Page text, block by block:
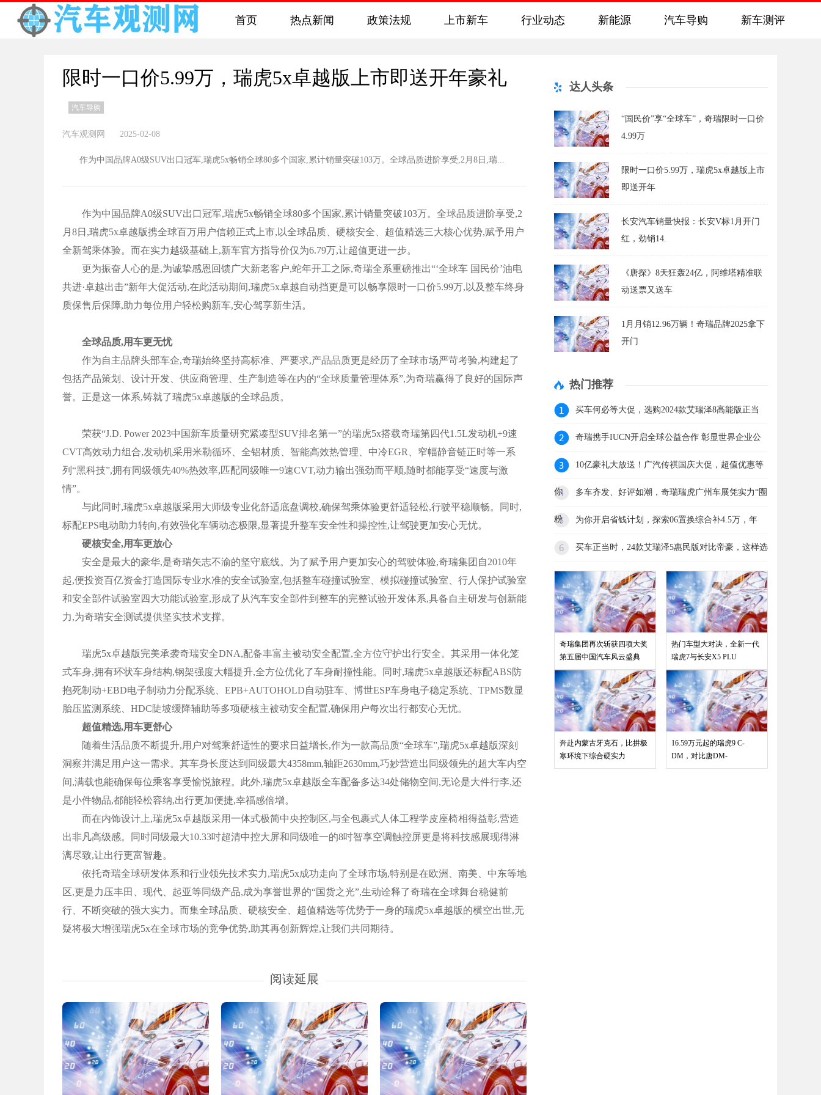
首页 热点新闻 政策法规 上市新车 行业动态 新能源 汽车导购 新车测评
限时一口价5.99万，瑞虎5x卓越版上市即送开年豪礼
汽车导购
汽车观测网 2025-02-08
作为中国品牌A0级SUV出口冠军,瑞虎5x畅销全球80多个国家,累计销量突破103万。全球品质进阶享受,2月8日,瑞...
作为中国品牌A0级SUV出口冠军,瑞虎5x畅销全球80多个国家,累计销量突破103万。全球品质进阶享受,2
月8日,瑞虎5x卓越版携全球百万用户信赖正式上市,以全球品质、硬核安全、超值精选三大核心优势,赋予用户
全新驾乘体验。而在实力越级基础上,新车官方指导价仅为6.79万,让超值更进一步。
更为振奋人心的是,为诚挚感恩回馈广大新老客户,蛇年开工之际,奇瑞全系重磅推出“‘全球车 国民价’油电
共进·卓越出击”新年大促活动,在此活动期间,瑞虎5x卓越自动挡更是可以畅享限时一口价5.99万,以及整车终身
质保售后保障,助力每位用户轻松购新车,安心驾享新生活。
全球品质,用车更无忧
作为自主品牌头部车企,奇瑞始终坚持高标准、严要求,产品品质更是经历了全球市场严苛考验,构建起了
包括产品策划、设计开发、供应商管理、生产制造等在内的“全球质量管理体系”,为奇瑞赢得了良好的国际声
誉。正是这一体系,铸就了瑞虎5x卓越版的全球品质。
荣获“J.D. Power 2023中国新车质量研究紧凑型SUV排名第一”的瑞虎5x搭载奇瑞第四代1.5L发动机+9速
CVT高效动力组合,发动机采用米勒循环、全铝材质、智能高效热管理、中冷EGR、窄幅静音链正时等一系
列“黑科技”,拥有同级领先40%热效率,匹配同级唯一9速CVT,动力输出强劲而平顺,随时都能享受“速度与激
情”。
与此同时,瑞虎5x卓越版采用大师级专业化舒适底盘调校,确保驾乘体验更舒适轻松,行驶平稳顺畅。同时,
标配EPS电动助力转向,有效强化车辆动态极限,显著提升整车安全性和操控性,让驾驶更加安心无忧。
硬核安全,用车更放心
安全是最大的豪华,是奇瑞矢志不渝的坚守底线。为了赋予用户更加安心的驾驶体验,奇瑞集团自2010年
起,便投资百亿资金打造国际专业水准的安全试验室,包括整车碰撞试验室、模拟碰撞试验室、行人保护试验室
和安全部件试验室四大功能试验室,形成了从汽车安全部件到整车的完整试验开发体系,具备自主研发与创新能
力,为奇瑞安全测试提供坚实技术支撑。
瑞虎5x卓越版完美承袭奇瑞安全DNA,配备丰富主被动安全配置,全方位守护出行安全。其采用一体化笼
式车身,拥有环状车身结构,钢架强度大幅提升,全方位优化了车身耐撞性能。同时,瑞虎5x卓越版还标配ABS防
抱死制动+EBD电子制动力分配系统、EPB+AUTOHOLD自动驻车、博世ESP车身电子稳定系统、TPMS数显
胎压监测系统、HDC陡坡缓降辅助等多项硬核主被动安全配置,确保用户每次出行都安心无忧。
超值精选,用车更舒心
随着生活品质不断提升,用户对驾乘舒适性的要求日益增长,作为一款高品质“全球车”,瑞虎5x卓越版深刻
洞察并满足用户这一需求。其车身长度达到同级最大4358mm,轴距2630mm,巧妙营造出同级领先的超大车内空
间,满载也能确保每位乘客享受愉悦旅程。此外,瑞虎5x卓越版全车配备多达34处储物空间,无论是大件行李,还
是小件物品,都能轻松容纳,出行更加便捷,幸福感倍增。
而在内饰设计上,瑞虎5x卓越版采用一体式极简中央控制区,与全包裹式人体工程学皮座椅相得益彰,营造
出非凡高级感。同时同级最大10.33吋超清中控大屏和同级唯一的8吋智享空调触控屏更是将科技感展现得淋
漓尽致,让出行更富智趣。
依托奇瑞全球研发体系和行业领先技术实力,瑞虎5x成功走向了全球市场,特别是在欧洲、南美、中东等地
区,更是力压丰田、现代、起亚等同级产品,成为享誉世界的“国货之光”,生动诠释了奇瑞在全球舞台稳健前
行、不断突破的强大实力。而集全球品质、硬核安全、超值精选等优势于一身的瑞虎5x卓越版的横空出世,无
疑将极大增强瑞虎5x在全球市场的竞争优势,助其再创新辉煌,让我们共同期待。
阅读延展
达人头条
“国民价”享“全球车”，奇瑞限时一口价
4.99万
限时一口价5.99万，瑞虎5x卓越版上市
即送开年
长安汽车销量快报：长安V标1月开门
红，劲销14.
《唐探》8天狂轰24亿，阿维塔精准联
动送票又送车
1月月销12.96万辆！奇瑞品牌2025拿下
开门
热门推荐
买车何必等大促，选购2024款艾瑞泽8高能版正当
奇瑞携手IUCN开启全球公益合作 彰显世界企业公
10亿豪礼大放送！广汽传祺国庆大促，超值优惠等
你 多车齐发、好评如潮，奇瑞瑞虎广州车展凭实力“圈
粉 为你开启省钱计划，探索06置换综合补4.5万，年
买车正当时，24款艾瑞泽5惠民版对比帝豪，这样选
奇瑞集团再次斩获四项大奖
第五届中国汽车风云盛典
奔赴内蒙古牙克石，比拼极
寒环境下综合硬实力
热门车型大对决，全新一代
瑞虎7与长安X5 PLU
16.59万元起的瑞虎9 C-
DM，对比唐DM-